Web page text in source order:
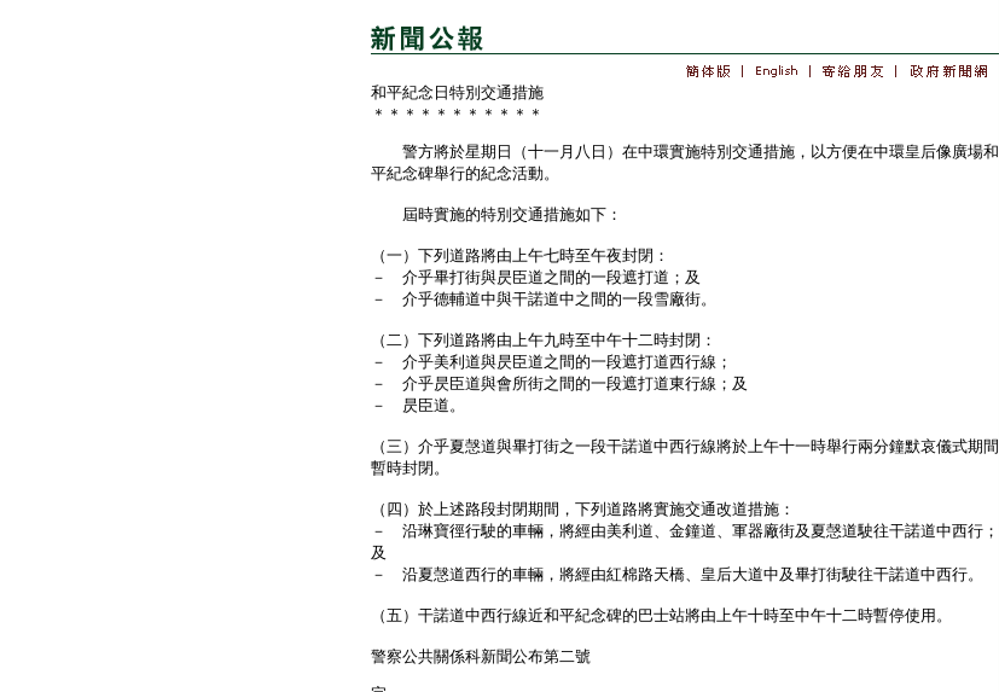
和平紀念日特別交通措施
＊＊＊＊＊＊＊＊＊＊＊
警方將於星期日（十一月八日）在中環實施特別交通措施，以方便在中環皇后像廣場和
平紀念碑舉行的紀念活動。
屆時實施的特別交通措施如下：
（一）下列道路將由上午七時至午夜封閉：
－ 介乎畢打街與昃臣道之間的一段遮打道；及
－ 介乎德輔道中與干諾道中之間的一段雪廠街。
（二）下列道路將由上午九時至中午十二時封閉：
－ 介乎美利道與昃臣道之間的一段遮打道西行線；
－ 介乎昃臣道與會所街之間的一段遮打道東行線；及
－ 昃臣道。
（三）介乎夏愨道與畢打街之一段干諾道中西行線將於上午十一時舉行兩分鐘默哀儀式期間
暫時封閉。
（四）於上述路段封閉期間，下列道路將實施交通改道措施：
－ 沿琳寶徑行駛的車輛，將經由美利道、金鐘道、軍器廠街及夏愨道駛往干諾道中西行；
及
－ 沿夏愨道西行的車輛，將經由紅棉路天橋、皇后大道中及畢打街駛往干諾道中西行。
（五）干諾道中西行線近和平紀念碑的巴士站將由上午十時至中午十二時暫停使用。
警察公共關係科新聞公布第二號